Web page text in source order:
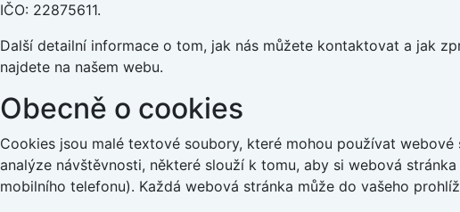
IČO: 22875611.
Další detailní informace o tom, jak nás můžete kontaktovat a jak
najdete na našem webu.
Obecně o cookies
Cookies jsou malé textové soubory, které mohou používat
analýze návštěvnosti, některé slouží k tomu, aby si webová
mobilního telefonu). Každá webová stránka může do vašeho